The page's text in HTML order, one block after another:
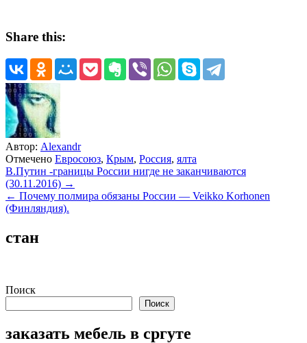
Share this:
Автор: Alexandr
Отмечено Евросоюз, Крым, Россия, ялта
Навигация
по
записям
В.Путин -границы России нигде не заканчиваются
(30.11.2016) →
← Почему полмира обязаны России — Veikko Korhonen
(Финляндия).
стан
Поиск
Поиск
заказать мебель в сргуте